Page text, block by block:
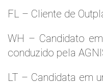
FL – Cliente de
WH – Candidato
conduzido pela
LT – Candidata em